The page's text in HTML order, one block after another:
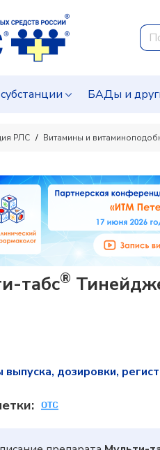
БАДы и
РЛС Витамины и
табс®
дозировки,